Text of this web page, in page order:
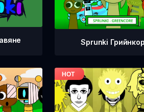
Sprunki Грийнкор